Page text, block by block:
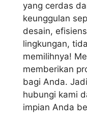
yang cerdas
keunggulan
desain,
lingkungan,
memilihnya!
memberikan
bagi Anda.
hubungi kami
impian Anda